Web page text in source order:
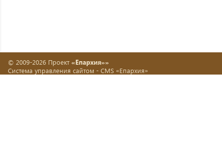
© 2009-2026 Проект «Епархия»»
Система управления сайтом - CMS «Епархия»